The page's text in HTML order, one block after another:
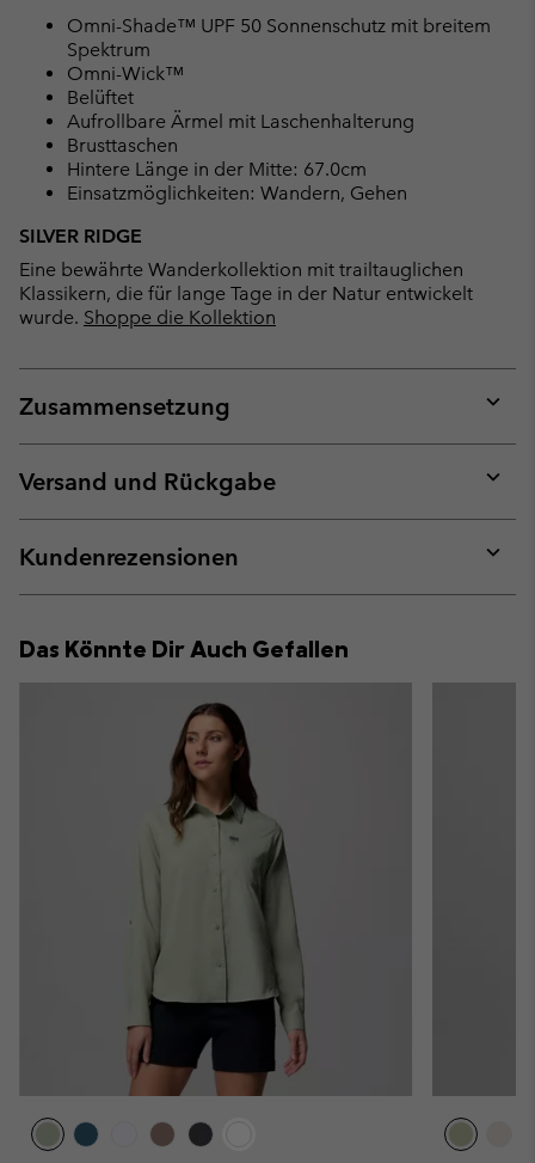
Omni-Shade™ UPF 50 Sonnenschutz mit breitem
Spektrum
Omni-Wick™
Belüftet
Aufrollbare Ärmel mit Laschenhalterung
Brusttaschen
Hintere Länge in der Mitte: 67.0cm
Einsatzmöglichkeiten: Wandern, Gehen
SILVER RIDGE
Eine bewährte Wanderkollektion mit trailtauglichen
Klassikern, die für lange Tage in der Natur entwickelt
wurde. Shoppe die Kollektion
Zusammensetzung
or
Versand und Rückgabe
or
Kundenrezensionen
or
Das Könnte Dir Auch Gefallen